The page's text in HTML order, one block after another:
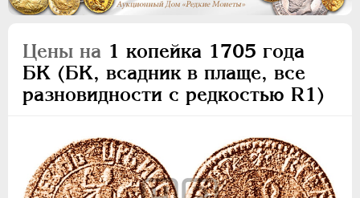
Цены на 1 копейка 1705 года
БК (БК, всадник в плаще, все
разновидности с редкостью R1)
Серебро
Медь
5 копеек
Полушка
Полполушки